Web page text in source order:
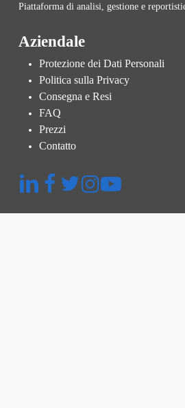
Piattaforma di analisi, gestione e
Aziendale
Protezione dei Dati Personali
Politica sulla Privacy
Consegna e Resi
FAQ
Prezzi
Contatto